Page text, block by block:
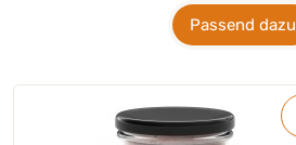
Passend dazu